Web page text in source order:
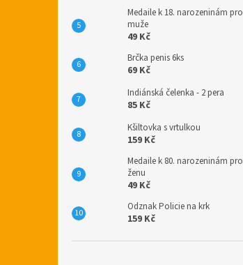
Medaile k 18. narozeninám pro
muže
49 Kč
Brčka penis 6ks
69 Kč
Indiánská čelenka - 2 pera
85 Kč
Kšiltovka s vrtulkou
159 Kč
Medaile k 80. narozeninám pro
ženu
49 Kč
Odznak Policie na krk
159 Kč